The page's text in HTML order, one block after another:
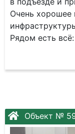
Oчeнь xорoшее
Pядом есть
Объект №